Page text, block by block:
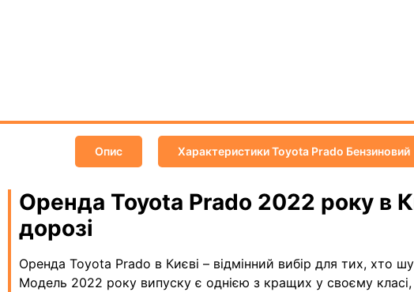
Опис Характеристики Toyota Prado Бензиновий
Оренда Toyota Prado 2022 року в
дорозі
Оренда Toyota Prado в Києві – відмінний вибір для тих, хто
Модель 2022 року випуску є однією з кращих у своєму